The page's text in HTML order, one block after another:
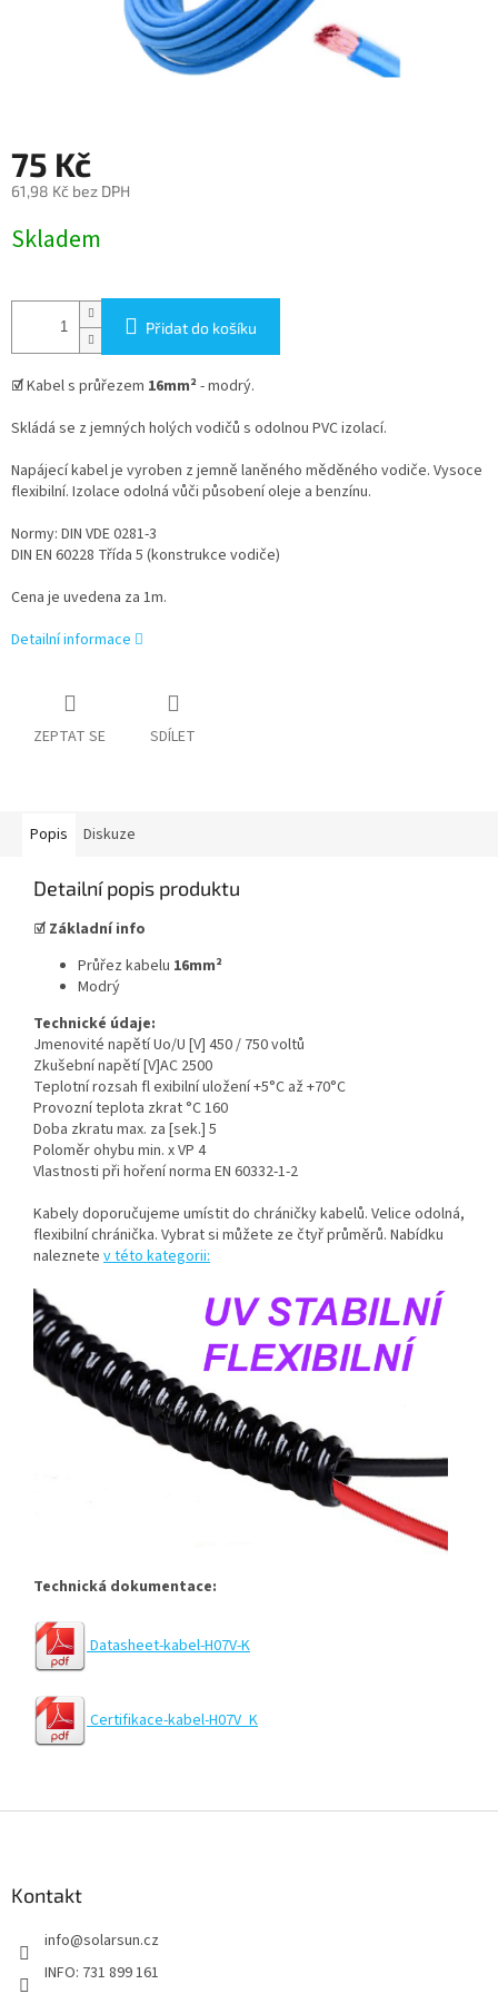
75 Kč
61,98 Kč bez DPH
cena:
Skladem
Přidat do košíku
☑Kabel s průřezem 16mm²- modrý.
Skládá se z jemných holých vodičů s odolnou PVC izolací.
Napájecí kabel je vyroben z jemně laněného měděného vodiče. Vysoce
flexibilní. Izolace odolná vůči působení oleje a benzínu.
Normy: DIN VDE 0281-3
DIN EN 60228 Třída 5 (konstrukce vodiče)
Cena je uvedena za 1m.
Detailní informace
ZEPTAT SE SDÍLET
Popis Diskuze
Detailní popis produktu
☑ Základní info
Průřez kabelu 16mm²
Modrý
Technické údaje:
Jmenovité napětí Uo/U [V] 450 / 750 voltů
Zkušební napětí [V]AC 2500
Teplotní rozsah fl exibilní uložení +5°C až +70°C
Provozní teplota zkrat °C 160
Doba zkratu max. za [sek.] 5
Poloměr ohybu min. x VP 4
Vlastnosti při hoření norma EN 60332-1-2
Kabely doporučujeme umístit do chráničky kabelů. Velice odolná,
flexibilní chránička. Vybrat si můžete ze čtyř průměrů. Nabídku
naleznete v této kategorii:
Technická dokumentace:
Datasheet-kabel-H07V-K
Certifikace-kabel-H07V_K
Kontakt
info@solarsun.cz
INFO: 731 899 161